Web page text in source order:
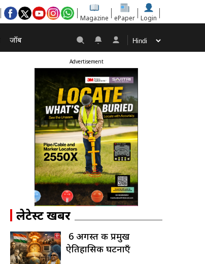
Magazine ePaper Login
जॉब
Advertisement
लेटेस्ट खबरें
6 अगस्त की प्रमुख
ऐतिहासिक घटनाएँ